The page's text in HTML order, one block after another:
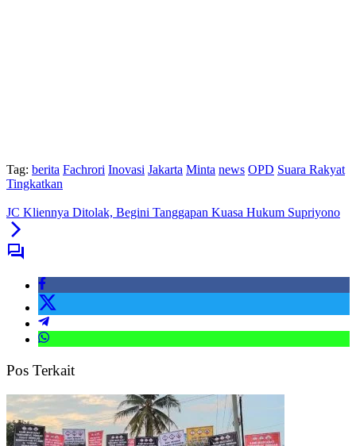
Tag: berita Fachrori Inovasi Jakarta Minta news OPD Suara Rakyat
Tingkatkan
JC Kliennya Ditolak, Begini Tanggapan Kuasa Hukum Supriyono
Pos Terkait